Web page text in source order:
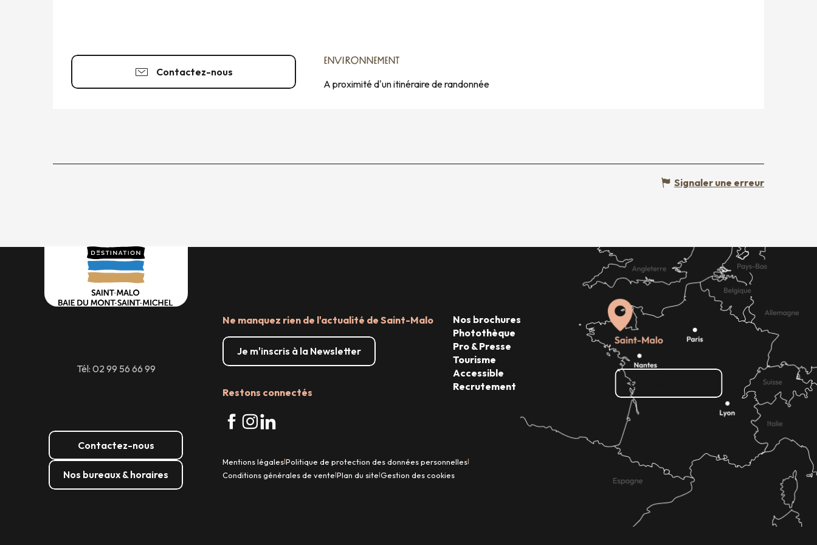
Contactez-nous
ENVIRONNEMENT
ENVIRONNEMENT
A proximité d'un itinéraire de randonnée
Signaler une erreur
Tél: 02 99 56 66 99
Contactez-nous
Nos bureaux & horaires
Ne manquez rien de l'actualité de Saint-Malo
Je m'inscris à la Newsletter
Restons connectés
Nos brochures
Photothèque
Pro & Presse
Tourisme
Accessible
Recrutement
Mentions légales|Politique de protection des données personnelles|
Conditions générales de vente|Plan du site|Gestion des cookies
Comment venir ?